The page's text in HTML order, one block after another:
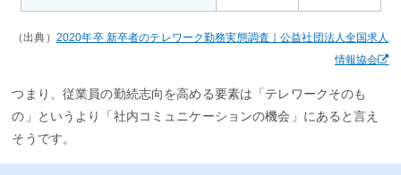
（出典） 2020年卒 新卒者のテレワーク勤務実態調査｜公益社団法人全国求人
情報協会
つまり、従業員の勤続志向を高める要素は「テレワークそのも
の」というより「社内コミュニケーションの機会」にあると言え
そうです。